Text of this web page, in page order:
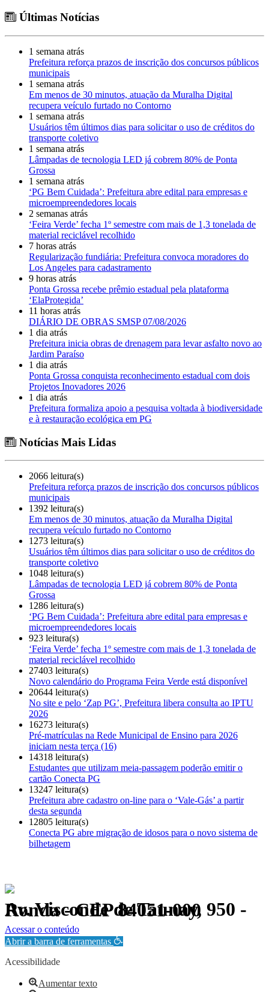
Últimas Notícias
1 semana atrás
Prefeitura reforça prazos de inscrição dos concursos públicos
municipais
1 semana atrás
Em menos de 30 minutos, atuação da Muralha Digital
recupera veículo furtado no Contorno
1 semana atrás
Usuários têm últimos dias para solicitar o uso de créditos do
transporte coletivo
1 semana atrás
Lâmpadas de tecnologia LED já cobrem 80% de Ponta
Grossa
1 semana atrás
‘PG Bem Cuidada’: Prefeitura abre edital para empresas e
microempreendedores locais
2 semanas atrás
‘Feira Verde’ fecha 1º semestre com mais de 1,3 tonelada de
material reciclável recolhido
7 horas atrás
Regularização fundiária: Prefeitura convoca moradores do
Los Angeles para cadastramento
9 horas atrás
Ponta Grossa recebe prêmio estadual pela plataforma
‘ElaProtegida’
11 horas atrás
DIÁRIO DE OBRAS SMSP 07/08/2026
1 dia atrás
Prefeitura inicia obras de drenagem para levar asfalto novo ao
Jardim Paraíso
1 dia atrás
Ponta Grossa conquista reconhecimento estadual com dois
Projetos Inovadores 2026
1 dia atrás
Prefeitura formaliza apoio a pesquisa voltada à biodiversidade
e à restauração ecológica em PG
Notícias Mais Lidas
2066 leitura(s)
Prefeitura reforça prazos de inscrição dos concursos públicos
municipais
1392 leitura(s)
Em menos de 30 minutos, atuação da Muralha Digital
recupera veículo furtado no Contorno
1273 leitura(s)
Usuários têm últimos dias para solicitar o uso de créditos do
transporte coletivo
1048 leitura(s)
Lâmpadas de tecnologia LED já cobrem 80% de Ponta
Grossa
1286 leitura(s)
‘PG Bem Cuidada’: Prefeitura abre edital para empresas e
microempreendedores locais
923 leitura(s)
‘Feira Verde’ fecha 1º semestre com mais de 1,3 tonelada de
material reciclável recolhido
27403 leitura(s)
Novo calendário do Programa Feira Verde está disponível
20644 leitura(s)
No site e pelo ‘Zap PG’, Prefeitura libera consulta ao IPTU
2026
16273 leitura(s)
Pré-matrículas na Rede Municipal de Ensino para 2026
iniciam nesta terça (16)
14318 leitura(s)
Estudantes que utilizam meia-passagem poderão emitir o
cartão Conecta PG
13247 leitura(s)
Prefeitura abre cadastro on-line para o ‘Vale-Gás’ a partir
desta segunda
12805 leitura(s)
Conecta PG abre migração de idosos para o novo sistema de
bilhetagem
Av. Visconde de Taunay, 950 - Ronda - CEP 84051-000
Política de Privacidade.
Acessar o conteúdo
Abrir a barra de ferramentas
Acessibilidade
Aumentar texto